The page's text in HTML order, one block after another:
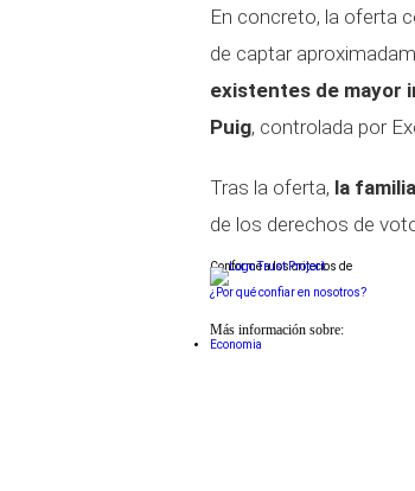
En concreto, la oferta
de captar
existentes de mayor
Puig, controlada por
Tras la oferta, la
de los derechos de
Conforme a los criterios de
¿Por qué confiar en nosotros?
Más información sobre:
Economia